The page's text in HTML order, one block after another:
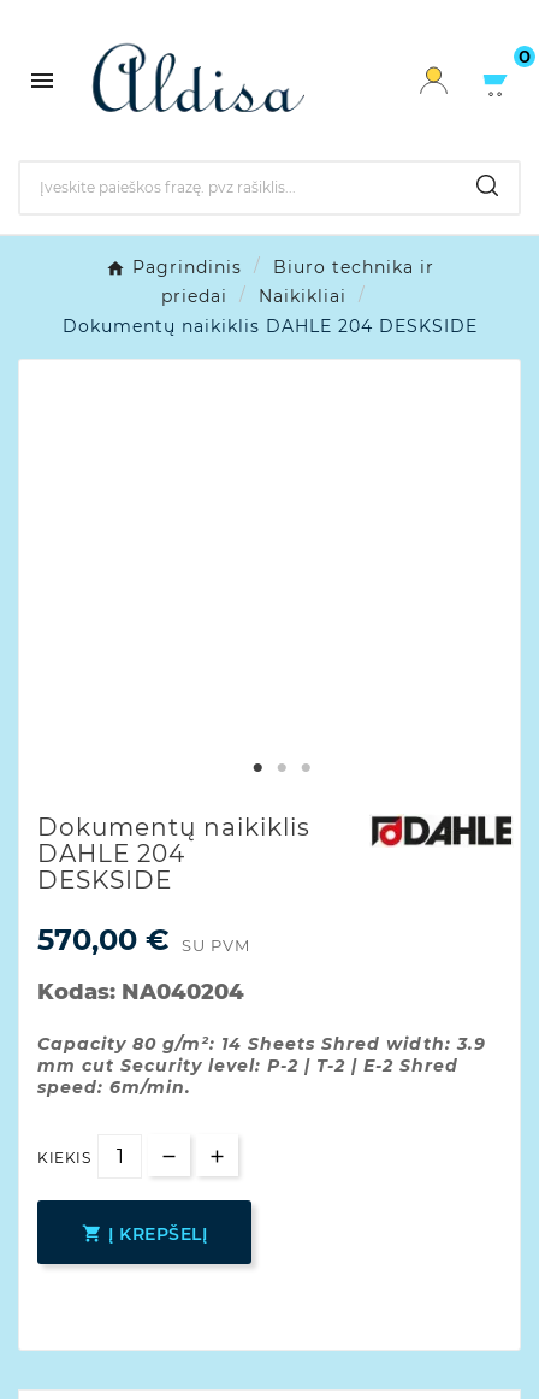

0
Pagrindinis
Biuro technika ir
priedai
Naikikliai
Dokumentų naikiklis DAHLE 204 DESKSIDE
Dokumentų naikiklis
DAHLE 204
DESKSIDE
570,00 € SU PVM
Kodas: NA040204
Capacity 80 g/m²: 14 Sheets Shred width: 3.9
mm cut Security level: P-2 | T-2 | E-2 Shred
speed: 6m/min.
KIEKIS
 Į KREPŠELĮ